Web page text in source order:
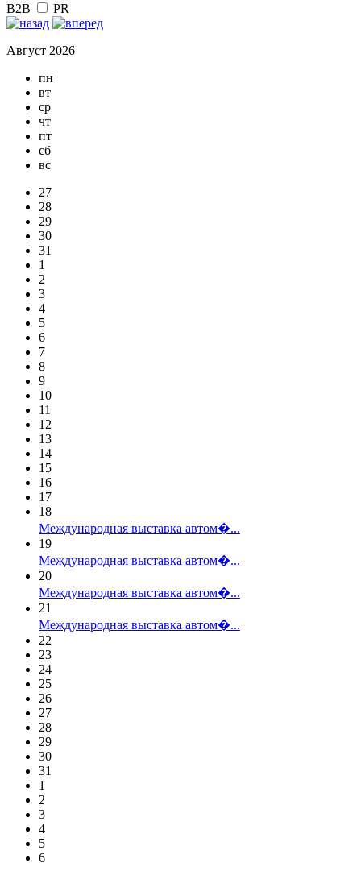
B2B PR
Август 2026
пн
вт
ср
чт
пт
сб
вс
27
28
29
30
31
1
2
3
4
5
6
7
8
9
10
11
12
13
14
15
16
17
18
Международная выставка автом�...
19
Международная выставка автом�...
20
Международная выставка автом�...
21
Международная выставка автом�...
22
23
24
25
26
27
28
29
30
31
1
2
3
4
5
6